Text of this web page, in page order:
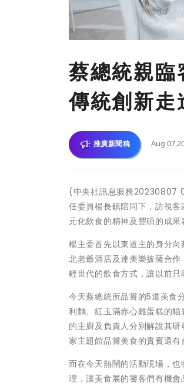
蔡總統親
傳統創新走
推廣新聞稿 Aug
(中央社訊息服務20230807
任委員楊長鎮陪同下，訪視
元化飲食的精神及豐碩的成
楊主委首先以東道主的身分
北老爺酒店及達美樂披薩合
輕世代的飲食方式，讓以前只
今天蔡總統所品嘗的5道美食
利麵、紅玉滿赤心雞蛋糕的
的主廚及負責人分別解說其
家主題館品嘗美食的貴賓還
而在今天熱鬧的活動現場，
理，讓美食展的饕客們有機